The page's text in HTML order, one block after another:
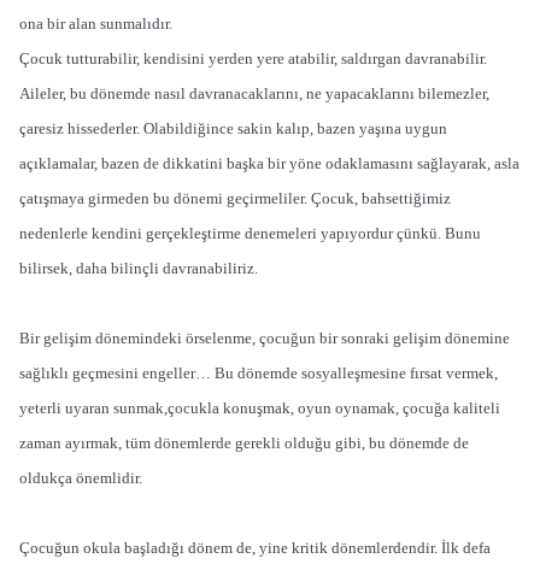
ona bir alan sunmalıdır.
Çocuk tutturabilir, kendisini yerden yere atabilir, saldırgan davranabilir.
Aileler, bu dönemde nasıl davranacaklarını, ne yapacaklarını bilemezler,
çaresiz hissederler. Olabildiğince sakin kalıp, bazen yaşına uygun
açıklamalar, bazen de dikkatini başka bir yöne odaklamasını sağlayarak, asla
çatışmaya girmeden bu dönemi geçirmeliler. Çocuk, bahsettiğimiz
nedenlerle kendini gerçekleştirme denemeleri yapıyordur çünkü. Bunu
bilirsek, daha bilinçli davranabiliriz.
Bir gelişim dönemindeki örselenme, çocuğun bir sonraki gelişim dönemine
sağlıklı geçmesini engeller… Bu dönemde sosyalleşmesine fırsat vermek,
yeterli uyaran sunmak,çocukla konuşmak, oyun oynamak, çocuğa kaliteli
zaman ayırmak, tüm dönemlerde gerekli olduğu gibi, bu dönemde de
oldukça önemlidir.
Çocuğun okula başladığı dönem de, yine kritik dönemlerdendir. İlk defa